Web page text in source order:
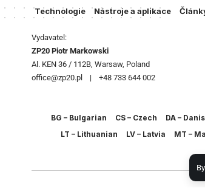
Technologie
Nástroje a aplikace
Vydavatel:
ZP20 Piotr Markowski
Al. KEN 36 / 112B, Warsaw, Poland
office@zp20.pl | +48 733 644 002
BG – Bulgarian CS – Czech DA –
LT – Lithuanian
LV – Latvia MT –